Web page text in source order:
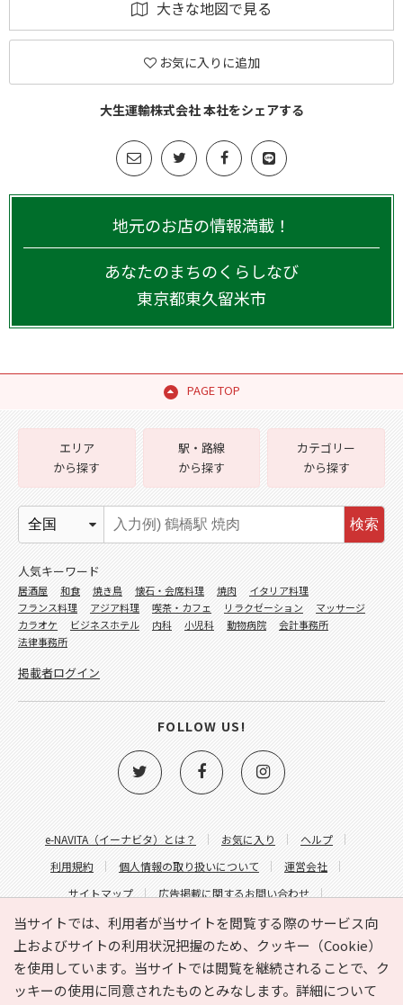
大きな地図で見る
お気に入りに追加
大生運輸株式会社 本社をシェアする
地元のお店の情報満載！
あなたのまちのくらしなび
東京都東久留米市
PAGE TOP
当サイトでは、利用者が当サイトを閲覧する際のサービス向
上およびサイトの利用状況把握のため、クッキー（Cookie）
を使用しています。当サイトでは閲覧を継続されることで、ク
ッキーの使用に同意されたものとみなします。詳細について
e-NAVITA（イーナビタ）とは？ お気に入り
ヘルプ
利用規約
個人情報の取り扱いについて
運営会社
サイトマップ
広告掲載に関するお問い合わせ
サイトの内容に関するお問い合わせ
エリア
から探す
駅・路線
から探す
カテゴリー
から探す
検索
人気キーワード
居酒屋 和食 焼き鳥 懐石・会席料理 焼肉
イタリア料理
フランス料理
アジア料理 喫茶・カフェ リラクゼーション
マッサージ
カラオケ
ビジネスホテル 内科 小児科 動物病院
会計事務所
法律事務所
掲載者ログイン
FOLLOW US!